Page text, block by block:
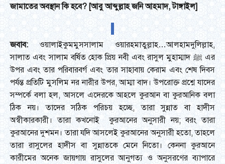
জামাতের অবস্থান কি হবে? [আবু আব্দুল্লাহ জনি আহমাদ, টাঙ্গাইল]
জবাব: ওয়ালাইকুমমুসসালাম ওয়ারহমাতুল্লাহ…আলহামদুলিল্লাহ,
সালাত এবং সালাম বর্ষিত হোক প্রিয় নবী এবং রাসুল মুহাম্মাদ ﷺ এর
উপর এবং তার পরিবারবর্গ এবং তার সাহাবায় কেরাম এবং শেষ দিবস
পর্যন্ত প্রতিটি মুসলিম নর নারীর উপর, আম্মা বাদ। উপরোক্ত প্রশ্নে যাদের
সম্পর্কে বলা হল, আসলে এদেরকে আহলে কুরআন বা কুরআনিক বলা
ঠিক নয়। তাদের সঠিক পরিচয় হচ্ছে, তারা সুন্নাত বা হাদীস
অস্বীকারকারী। তারা কখনোই কুরআনের অনুসারী নয়; বরং তারা
কুরআনের দুশমন। তারা যদি আসলেই কুরআনের অনুসারী হতো, তাহলে
তারা রাসুলের হাদীস বা সুন্নাতকে মেনে নিতো। কেননা কুরআনে
কারীমের অনেক জায়গায় রাসুলের আনুগত্য ও অনুসরণের ব্যাপারে